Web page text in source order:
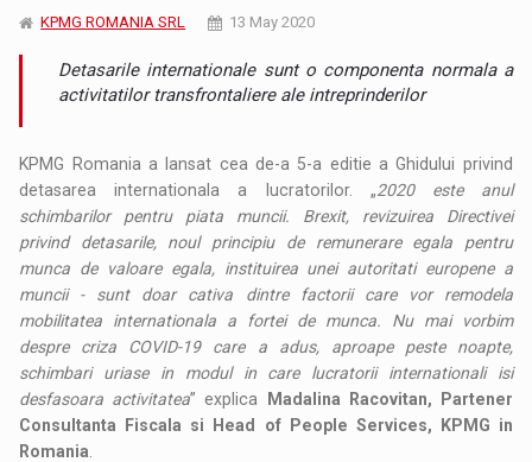
KPMG ROMANIA SRL 13 May 2020
Detasarile internationale sunt o componenta normala a
activitatilor transfrontaliere ale intreprinderilor
KPMG Romania a lansat cea de-a 5-a editie a Ghidului privind
detasarea internationala a lucratorilor. „2020 este anul
schimbarilor pentru piata muncii. Brexit, revizuirea Directivei
privind detasarile, noul principiu de remunerare egala pentru
munca de valoare egala, instituirea unei autoritati europene a
muncii - sunt doar cativa dintre factorii care vor remodela
mobilitatea internationala a fortei de munca. Nu mai vorbim
despre criza COVID-19 care a adus, aproape peste noapte,
schimbari uriase in modul in care lucratorii internationali isi
desfasoara activitatea” explica
Madalina Racovitan, Partener
Consultanta Fiscala si Head of People Services, KPMG in
Romania